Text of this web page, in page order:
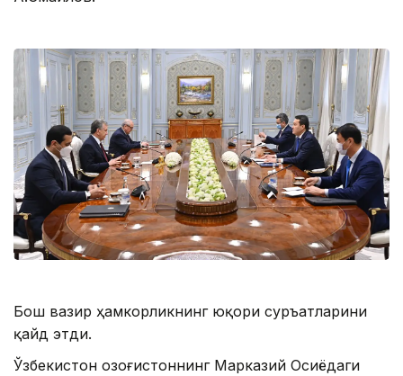
Бош вазир ҳамкорликнинг юқори суръатларини
қайд этди.
Ўзбекистон Қозоғистоннинг Марказий Осиёдаги